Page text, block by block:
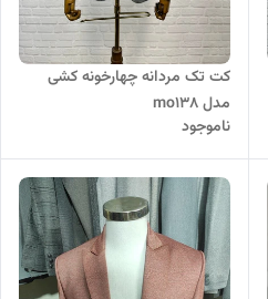
کت تک مردانه چهارخونه کشی
مدل mo138
ناموجود